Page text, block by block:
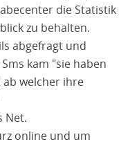
die Statistik
zu behalten.
abgefragt und
kam "sie haben
welcher ihre
Net.
online und um